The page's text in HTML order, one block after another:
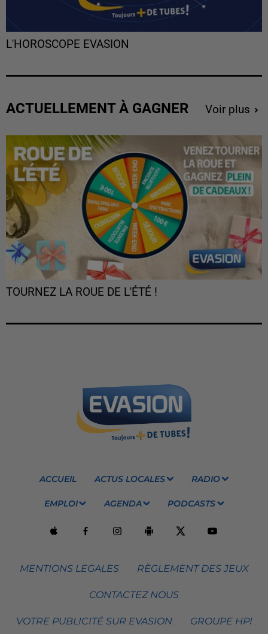
L'HOROSCOPE EVASION
ACTUELLEMENT À GAGNER Voir plus
TOURNEZ LA ROUE DE L'ÉTÉ !
ACCUEIL ACTUS LOCALES RADIO
EMPLOI AGENDA PODCASTS
MENTIONS LEGALES RÈGLEMENT DES JEUX
CONTACTEZ NOUS
VOTRE PUBLICITÉ SUR EVASION GROUPE HPI